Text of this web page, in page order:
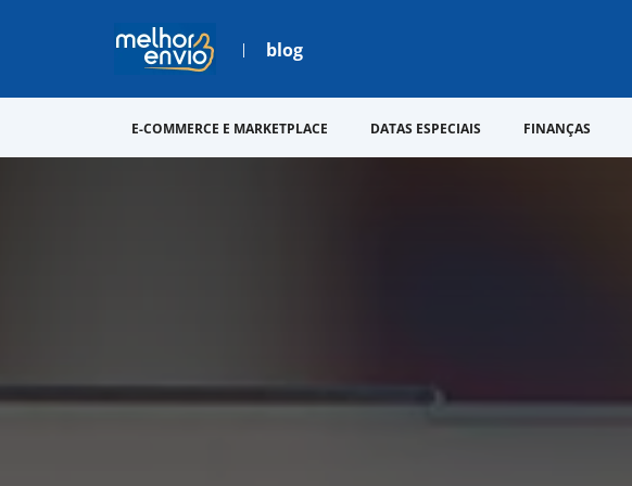
blog
E-COMMERCE E MARKETPLACE DATAS ESPECIAIS FINANÇAS